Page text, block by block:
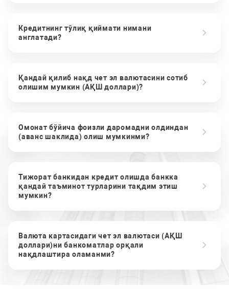
Кредитнинг тўлиқ қиймати нимани
англатади?
Қандай қилиб нақд чет эл валютасини сотиб
олишим мумкин (АҚШ доллари)?
Омонат бўйича фоизли даромадни олдиндан
(аванс шаклида) олиш мумкинми?
Тижорат банкидан кредит олишда банкка
қандай таъминот турларини тақдим этиш
мумкин?
Валюта картасидаги чет эл валютаси (АҚШ
доллари)ни банкоматлар орқали
нақдлаштира оламанми?